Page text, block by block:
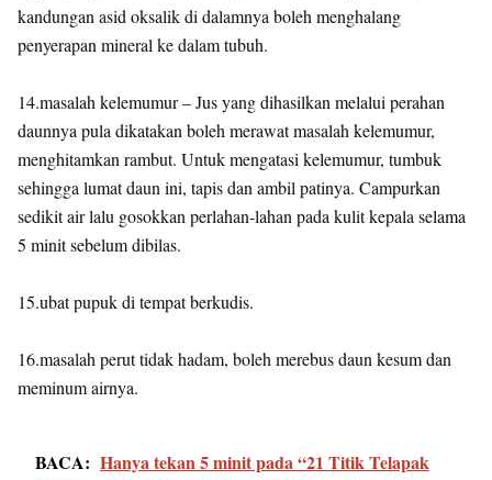
kandungan asid oksalik di dalamnya boleh menghalang
penyerapan mineral ke dalam tubuh.
14.masalah kelemumur – Jus yang dihasilkan melalui perahan
daunnya pula dikatakan boleh merawat masalah kelemumur,
menghitamkan rambut. Untuk mengatasi kelemumur, tumbuk
sehingga lumat daun ini, tapis dan ambil patinya. Campurkan
sedikit air lalu gosokkan perlahan-lahan pada kulit kepala selama
5 minit sebelum dibilas.
15.ubat pupuk di tempat berkudis.
16.masalah perut tidak hadam, boleh merebus daun kesum dan
meminum airnya.
BACA: Hanya tekan 5 minit pada “21 Titik Telapak